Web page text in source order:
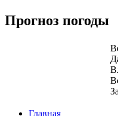
Прогноз погоды
Главная